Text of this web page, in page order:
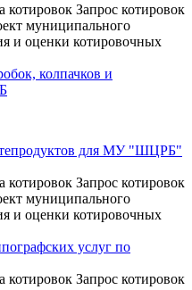
Запрос котировок
муниципального
и оценки котировочных
колпачков и
для МУ "ШЦРБ"
Запрос котировок
муниципального
и оценки котировочных
услуг по
Запрос котировок